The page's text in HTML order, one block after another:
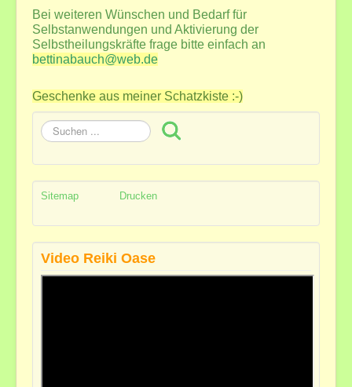
Bei weiteren Wünschen und Bedarf für
Selbstanwendungen und Aktivierung der
Selbstheilungskräfte frage bitte einfach an
bettinabauch@web.de
Geschenke aus meiner Schatzkiste :-)
Suchen
...
Sitemap Drucken
Video Reiki Oase